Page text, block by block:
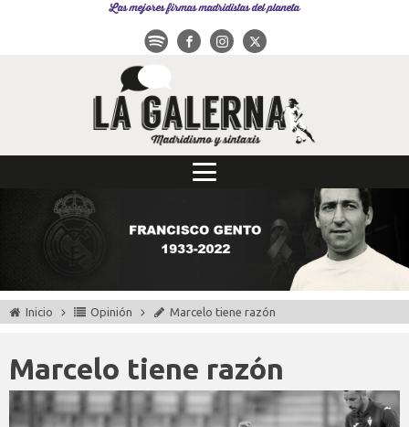
Las mejores firmas madridistas del planeta
Inicio Opinión Marcelo tiene razón
Marcelo tiene razón